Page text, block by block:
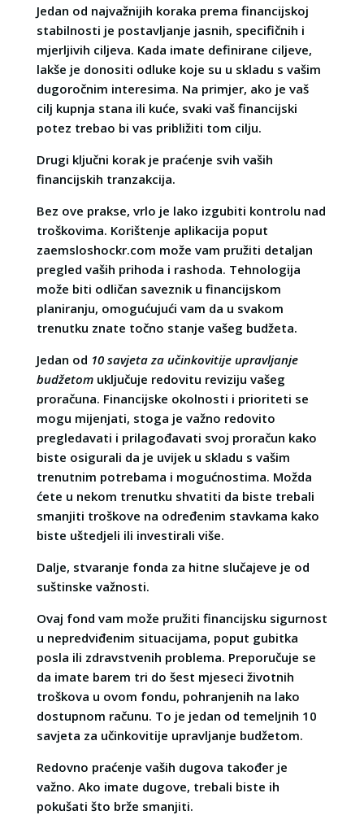
Jedan od najvažnijih koraka prema financijskoj
stabilnosti je postavljanje jasnih, specifičnih i
mjerljivih ciljeva. Kada imate definirane ciljeve,
lakše je donositi odluke koje su u skladu s vašim
dugoročnim interesima. Na primjer, ako je vaš
cilj kupnja stana ili kuće, svaki vaš financijski
potez trebao bi vas približiti tom cilju.
Drugi ključni korak je praćenje svih vaših
financijskih tranzakcija.
Bez ove prakse, vrlo je lako izgubiti kontrolu nad
troškovima. Korištenje aplikacija poput
zaemsloshockr.com može vam pružiti detaljan
pregled vaših prihoda i rashoda. Tehnologija
može biti odličan saveznik u financijskom
planiranju, omogućujući vam da u svakom
trenutku znate točno stanje vašeg budžeta.
Jedan od 10 savjeta za učinkovitije upravljanje
budžetomuključuje redovitu reviziju vašeg
proračuna. Financijske okolnosti i prioriteti se
mogu mijenjati, stoga je važno redovito
pregledavati i prilagođavati svoj proračun kako
biste osigurali da je uvijek u skladu s vašim
trenutnim potrebama i mogućnostima. Možda
ćete u nekom trenutku shvatiti da biste trebali
smanjiti troškove na određenim stavkama kako
biste uštedjeli ili investirali više.
Dalje, stvaranje fonda za hitne slučajeve je od
suštinske važnosti.
Ovaj fond vam može pružiti financijsku sigurnost
u nepredviđenim situacijama, poput gubitka
posla ili zdravstvenih problema. Preporučuje se
da imate barem tri do šest mjeseci životnih
troškova u ovom fondu, pohranjenih na lako
dostupnom računu. To je jedan od temeljnih 10
savjeta za učinkovitije upravljanje budžetom.
Redovno praćenje vaših dugova također je
važno. Ako imate dugove, trebali biste ih
pokušati što brže smanjiti.